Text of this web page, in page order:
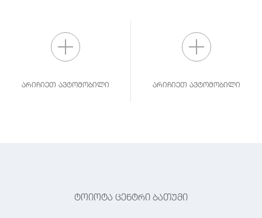
არიჩიეთ ავტომობილი არიჩიეთ ავტომობილი
ტოიოტა ცენტრი ბათუმი